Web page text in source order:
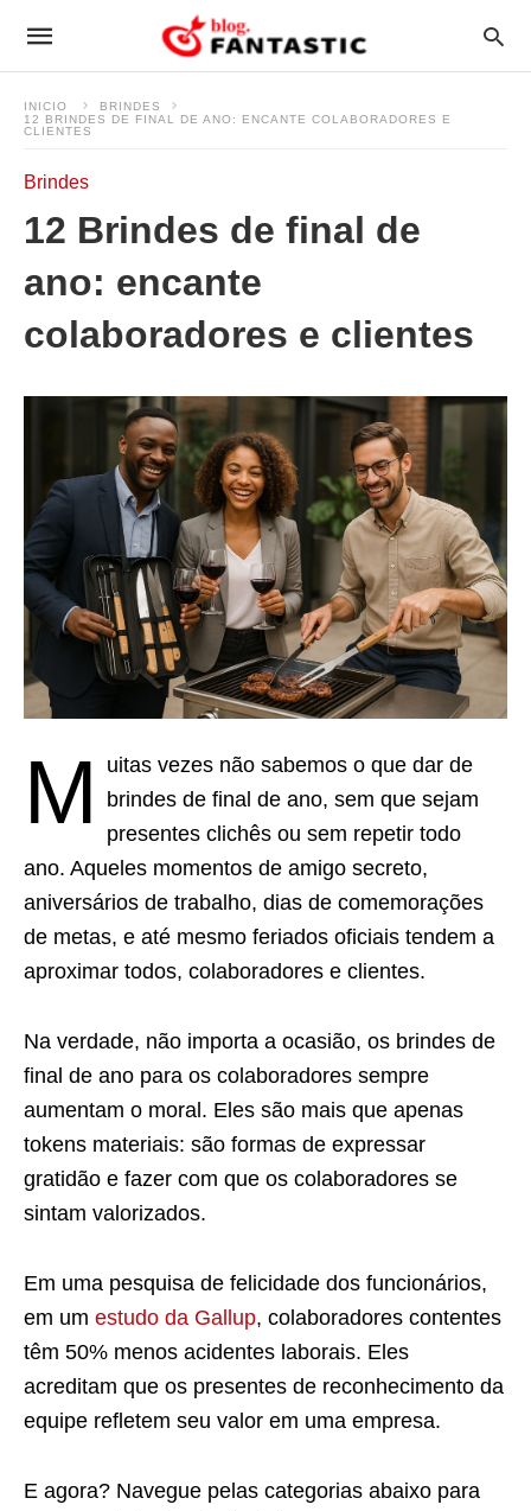
INICIO
BRINDES
12 BRINDES DE FINAL DE ANO: ENCANTE COLABORADORES E
CLIENTES
Brindes
12 Brindes de final de
ano: encante
colaboradores e clientes
M
uitas vezes não sabemos o que dar de
brindes de final de ano, sem que sejam
presentes clichês ou sem repetir todo
ano. Aqueles momentos de amigo secreto,
aniversários de trabalho, dias de comemorações
de metas, e até mesmo feriados oficiais tendem a
aproximar todos, colaboradores e clientes.
Na verdade, não importa a ocasião, os brindes de
final de ano para os colaboradores sempre
aumentam o moral. Eles são mais que apenas
tokens materiais: são formas de expressar
gratidão e fazer com que os colaboradores se
sintam valorizados.
Em uma pesquisa de felicidade dos funcionários,
em um estudo da Gallup, colaboradores contentes
têm 50% menos acidentes laborais. Eles
acreditam que os presentes de reconhecimento da
equipe refletem seu valor em uma empresa.
E agora? Navegue pelas categorias abaixo para